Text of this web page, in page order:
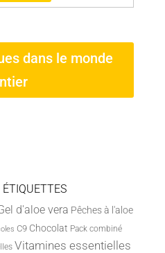
dans le monde
ÉTIQUETTES
d'aloe vera Pêches à l'aloe
C9 Chocolat Pack combiné
Vitamines essentielles